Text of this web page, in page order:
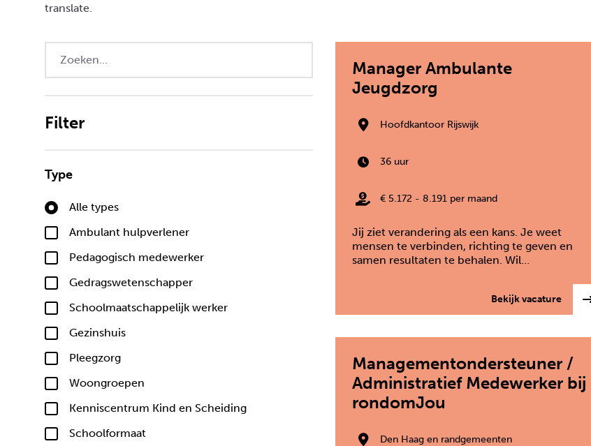
Filter
Type
Alle types
Ambulant hulpverlener
Pedagogisch medewerker
Gedragswetenschapper
Schoolmaatschappelijk werker
Gezinshuis
Pleegzorg
Woongroepen
Kenniscentrum Kind en Scheiding
Schoolformaat
Manager Ambulante
Jeugdzorg
Hoofdkantoor Rijswijk
36 uur
€ 5.172 - 8.191 per maand
Jij ziet verandering als een kans. Je weet
mensen te verbinden, richting te geven en
samen resultaten te behalen. Wil…
Bekijk vacature
Managementondersteuner /
Administratief Medewerker bij
rondomJou
Den Haag en randgemeenten